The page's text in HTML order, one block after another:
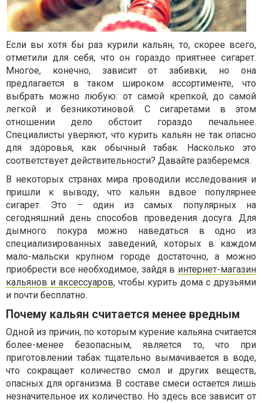
Если вы хотя бы раз курили кальян, то, скорее всего,
отметили для себя, что он гораздо приятнее сигарет.
Многое, конечно, зависит от забивки, но она
предлагается в таком широком ассортименте, что
выбрать можно любую: от самой крепкой, до самой
легкой и безникотиновой. С сигаретами в этом
отношении дело обстоит гораздо печальнее.
Специалисты уверяют, что курить кальян не так опасно
для здоровья, как обычный табак. Насколько это
соответствует действительности? Давайте разберемся.
В некоторых странах мира проводили исследования и
пришли к выводу, что кальян вдвое популярнее
сигарет. Это – один из самых популярных на
сегодняшний день способов проведения досуга. Для
дымного покура можно наведаться в одно из
специализированных заведений, которых в каждом
мало-мальски крупном городе достаточно, а можно
приобрести все необходимое, зайдя в интернет-магазин
кальянов и аксессуаров, чтобы курить дома с друзьями
и почти бесплатно.
Почему кальян считается менее вредным
Одной из причин, по которым курение кальяна считается
более-менее безопасным, является то, что при
приготовлении табак тщательно вымачивается в воде,
что сокращает количество смол и других веществ,
опасных для организма. В составе смеси остается лишь
незначительное их количество. Но здесь все зависит от